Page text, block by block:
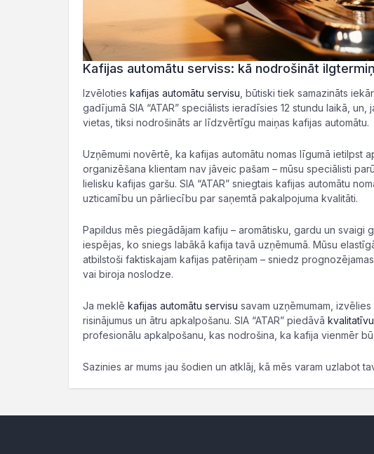
Kafijas automātu serviss: kā nodrošināt
Izvēloties kafijas automātu servisu , būtiski tiek samazināts
gadījumā SIA “ATAR” speciālists ieradīsies 12 stundu laikā,
vietas, tiksi nodrošināts ar līdzvērtīgu maiņas kafijas automātu.
Uzņēmumi novērtē, ka kafijas automātu nomas līgumā ietilpst
organizēšana klientam nav jāveic pašam – mūsu speciālisti
lielisku kafijas garšu. SIA “ATAR” sniegtais kafijas automātu
uzticamību un pārliecību par saņemtā pakalpojuma kvalitāti.
Papildus mēs piegādājam kafiju – aromātisku, gardu un svaigi
iespējas, ko sniegs labākā kafija tavā uzņēmumā. Mūsu
atbilstoši faktiskajam kafijas patēriņam – sniedz
vai biroja noslodze.
Ja meklē kafijas automātu servisu savam uzņēmumam,
risinājumus un ātru apkalpošanu. SIA “ATAR” piedāvā
profesionālu apkalpošanu, kas nodrošina, ka kafija vienmēr
Sazinies ar mums jau šodien un atklāj, kā mēs varam uzlabot